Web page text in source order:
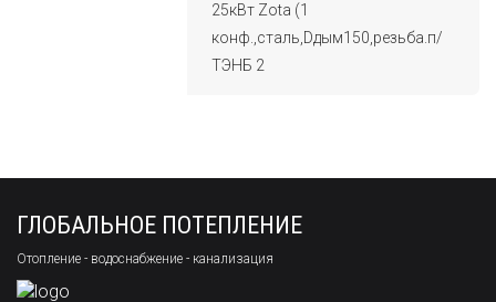
25кВт Zota (1
конф.,сталь,Dдым150,резьба.п/
ТЭНБ 2
ГЛОБАЛЬНОЕ ПОТЕПЛЕНИЕ
Отопление - водоснабжение - канализация